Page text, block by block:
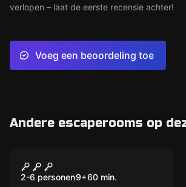
verlopen – laat de eerste recensie achter!
Voeg een beoordeling toe
Andere escaperooms op
The Game
2-6 personen9+60 min.